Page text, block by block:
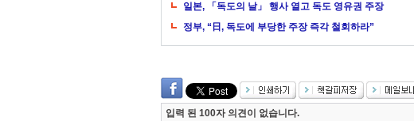
일본, 「독도의 날」 행사 열고 독도 영유권 주장
정부, “日, 독도에 부당한 주장 즉각 철회하라”
입력 된 100자 의견이 없습니다.